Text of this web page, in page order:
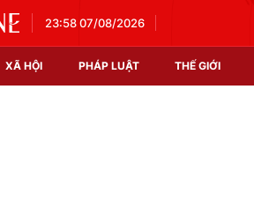
23:58 07/08/2026
XÃ HỘI PHÁP LUẬT THẾ GIỚI